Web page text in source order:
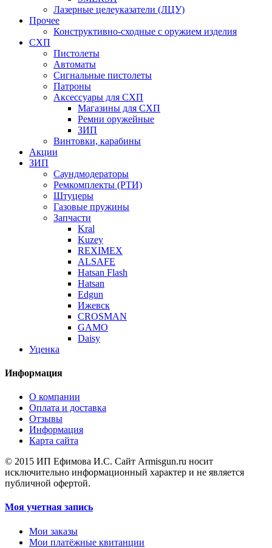
Лазерные целеуказатели (ЛЦУ)
Прочее
Конструктивно-сходные с оружием изделия
СХП
Пистолеты
Автоматы
Сигнальные пистолеты
Патроны
Аксессуары для СХП
Магазины для СХП
Ремни оружейные
ЗИП
Винтовки, карабины
Акции
ЗИП
Саундмодераторы
Ремкомплекты (РТИ)
Штуцеры
Газовые пружины
Запчасти
Kral
Kuzey
REXIMEX
ALSAFE
Hatsan Flash
Hatsan
Edgun
Ижевск
CROSMAN
GAMO
Daisy
Уценка
Информация
О компании
Оплата и доставка
Отзывы
Информация
Карта сайта
© 2015 ИП Ефимова И.С. Сайт Armisgun.ru носит
исключительно информационный характер и не является
публичной офертой.
Моя учетная запись
Мои заказы
Мои платёжные квитанции